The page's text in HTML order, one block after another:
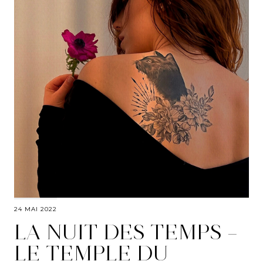
24 MAI 2022
LA NUIT DES TEMPS –
LE TEMPLE DU